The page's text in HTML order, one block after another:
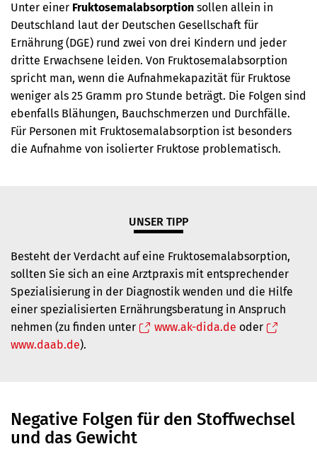
Unter einer Fruktosemalabsorption sollen allein in
Deutschland laut der Deutschen Gesellschaft für
Ernährung (DGE) rund zwei von drei Kindern und jeder
dritte Erwachsene leiden. Von Fruktosemalabsorption
spricht man, wenn die Aufnahmekapazität für Fruktose
weniger als 25 Gramm pro Stunde beträgt. Die Folgen sind
ebenfalls Blähungen, Bauchschmerzen und Durchfälle.
Für Personen mit Fruktosemalabsorption ist besonders
die Aufnahme von isolierter Fruktose problematisch.
UNSER TIPP
Besteht der Verdacht auf eine Fruktosemalabsorption,
sollten Sie sich an eine Arztpraxis mit entsprechender
Spezialisierung in der Diagnostik wenden und die Hilfe
einer spezialisierten Ernährungsberatung in Anspruch
nehmen (zu finden unter
www.ak-dida.de oder
www.daab.de).
Negative Folgen für den Stoffwechsel
und das Gewicht